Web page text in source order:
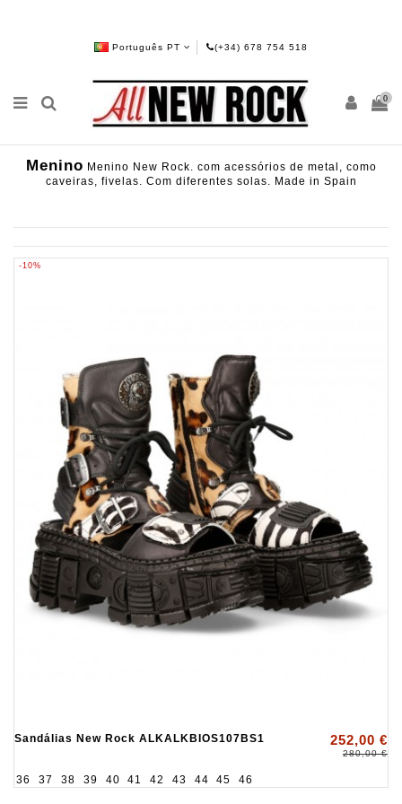
Português PT (+34) 678 754 518
0
Menino Menino New Rock. com acessórios de metal, como
caveiras, fivelas. Com diferentes solas. Made in Spain
-10%
Sandálias New Rock ALKALKBIOS107BS1 252,00 €
280,00 €
36 37 38 39 40 41 42 43 44 45 46